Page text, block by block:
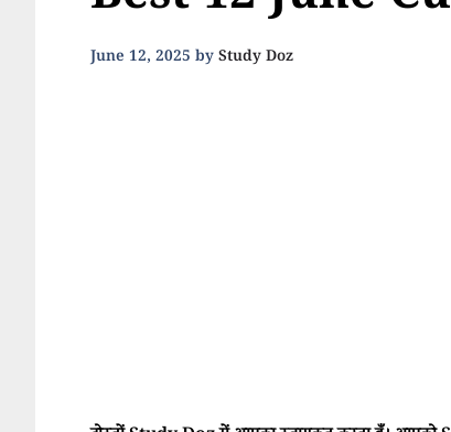
June 12, 2025 byStudy Doz